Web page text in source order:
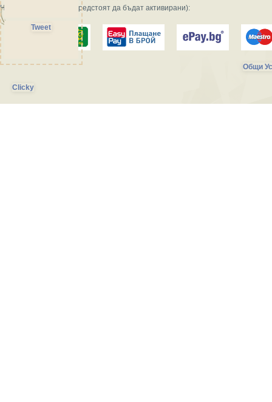
Начини на плащане (предстоят да бъдат активирани):
Общи
Clicky
Tweet